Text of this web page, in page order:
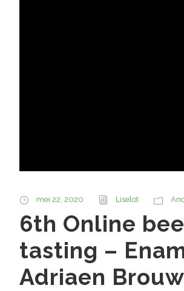
mei 22, 2020 Liselot
6th Online
tasting –
Adriaen